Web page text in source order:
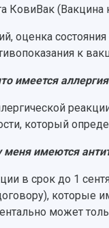
КовиВак
оценка
к
имеется
который
меня имеются
в срок до 1
которые
может